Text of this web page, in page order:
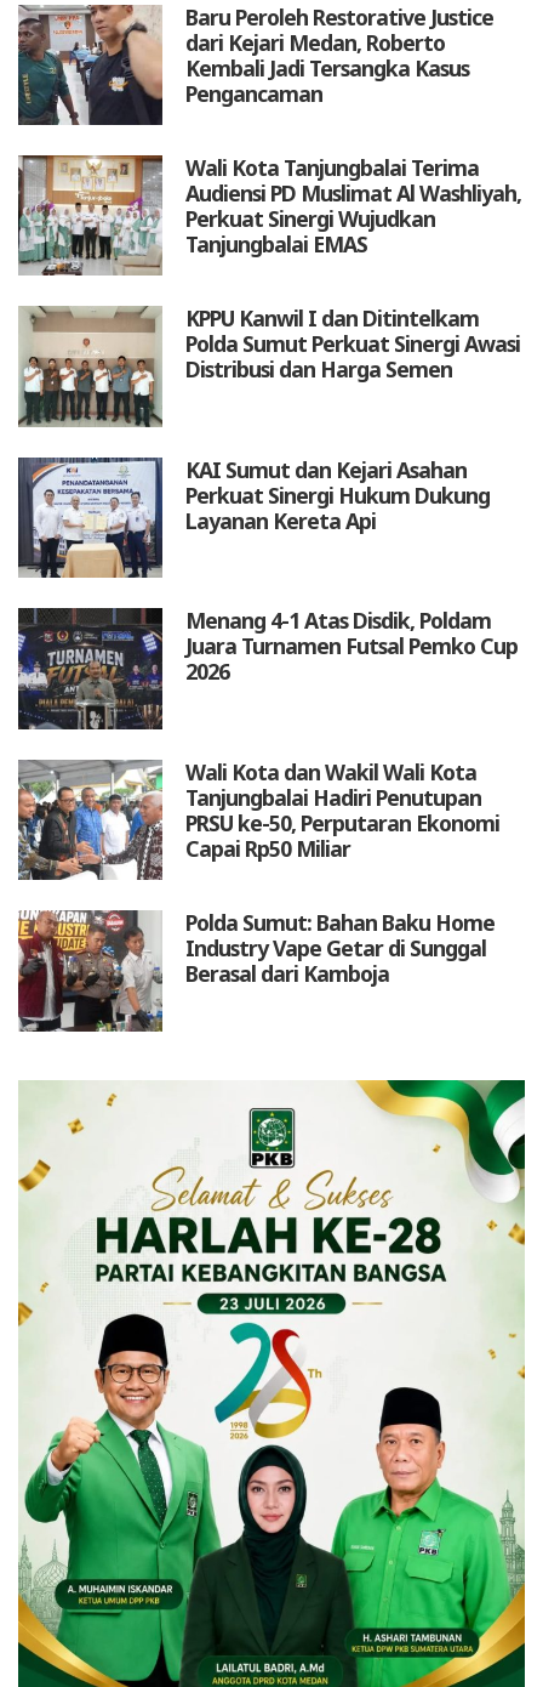
Baru Peroleh Restorative Justice
dari Kejari Medan, Roberto
Kembali Jadi Tersangka Kasus
Pengancaman
Wali Kota Tanjungbalai Terima
Audiensi PD Muslimat Al Washliyah,
Perkuat Sinergi Wujudkan
Tanjungbalai EMAS
KPPU Kanwil I dan Ditintelkam
Polda Sumut Perkuat Sinergi Awasi
Distribusi dan Harga Semen
KAI Sumut dan Kejari Asahan
Perkuat Sinergi Hukum Dukung
Layanan Kereta Api
Menang 4-1 Atas Disdik, Poldam
Juara Turnamen Futsal Pemko Cup
2026
Wali Kota dan Wakil Wali Kota
Tanjungbalai Hadiri Penutupan
PRSU ke-50, Perputaran Ekonomi
Capai Rp50 Miliar
Polda Sumut: Bahan Baku Home
Industry Vape Getar di Sunggal
Berasal dari Kamboja